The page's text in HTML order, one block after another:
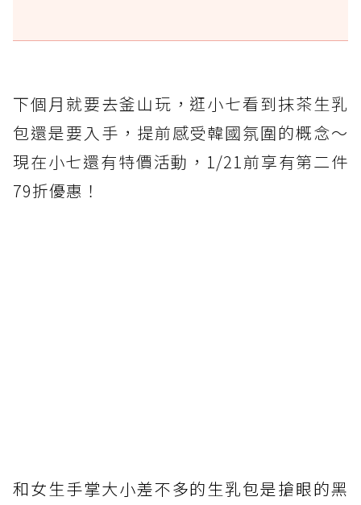
下個月就要去釜山玩，逛小七看到抹茶生乳
包還是要入手，提前感受韓國氛圍的概念～
現在小七還有特價活動，1/21前享有第二件
79折優惠！
和女生手掌大小差不多的生乳包是搶眼的黑